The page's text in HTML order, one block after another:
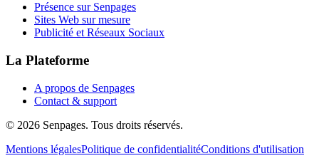
Présence sur Senpages
Sites Web sur mesure
Publicité et Réseaux Sociaux
La Plateforme
A propos de Senpages
Contact & support
© 2026 Senpages. Tous droits réservés.
Mentions légalesPolitique de confidentialitéConditions d'utilisation